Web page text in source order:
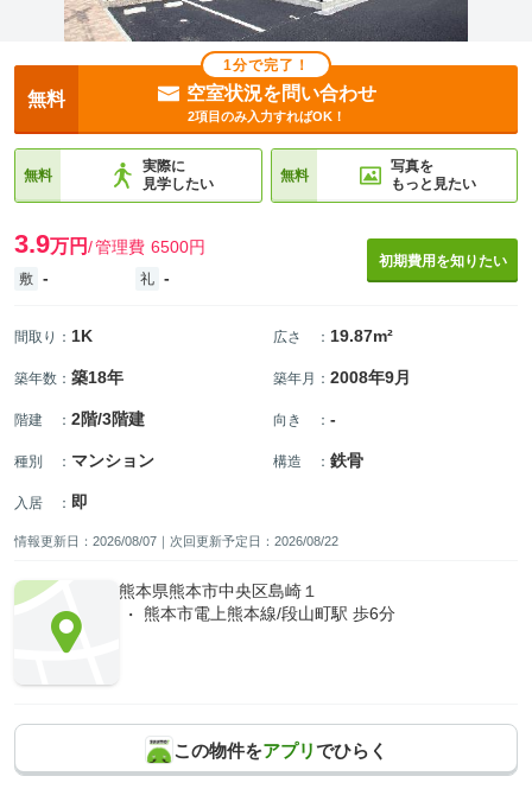
1分で完了！
無料 空室状況を問い合わせ
2項目のみ入力すればOK！
無料
実際に
見学したい
無料
写真を
もっと見たい
3.9万円 管理費 6500円
敷 - 礼 -
初期費用を知りたい
間取り ： 1K 広さ ： 19.87m²
築年数 ： 築18年 築年月 ： 2008年9月
階建 ： 2階/3階建 向き ： -
種別 ： マンション 構造 ： 鉄骨
入居 ： 即
情報更新日：2026/08/07｜次回更新予定日：2026/08/22
熊本県熊本市中央区島崎１
熊本市電上熊本線/段山町駅 歩6分
この物件をアプリでひらく